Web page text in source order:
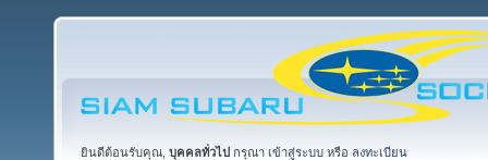
ยินดีต้อนรับคุณ, บุคคลทั่วไป กรุณา เข้าสู่ระบบ หรือ ลงทะเบียน